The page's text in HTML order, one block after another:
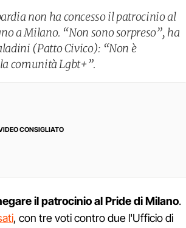
non ha concesso il patrocinio al
a Milano. “Non sono sorpreso”, ha
(Patto Civico): “Non è
comunità Lgbt+”.
CONSIGLIATO
il patrocinio al Pride di Milano.
, con tre voti contro due l'Ufficio di